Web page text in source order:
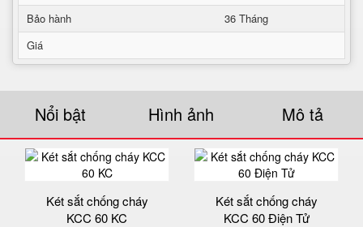
Bảo hành
36 Tháng
Giá
Nổi bật Hình ảnh Mô tả
Két sắt chống cháy
KCC 60 KC
Két sắt chống cháy
KCC 60 Điện Tử